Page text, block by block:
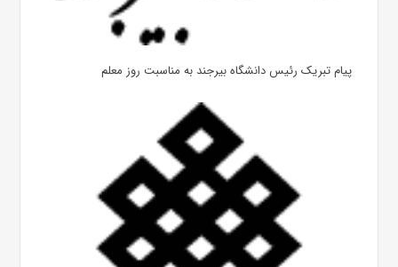
پیام تبریک رئیس دانشگاه بیرجند به مناسبت روز معلم